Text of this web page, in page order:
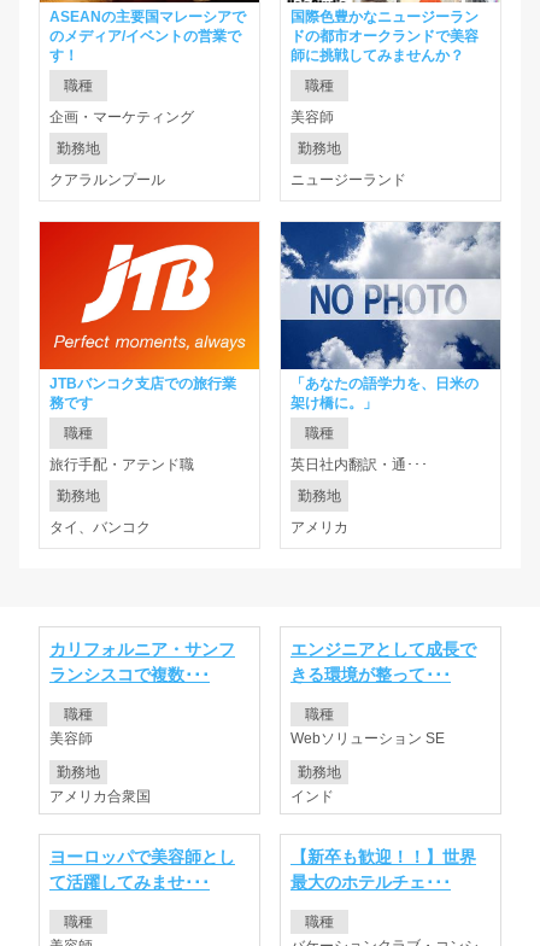
ASEANの主要国マレーシアで
のメディア/イベントの営業で
す！
職種
企画・マーケティング
勤務地
クアラルンプール
国際色豊かなニュージーラン
ドの都市オークランドで美容
師に挑戦してみませんか？
職種
美容師
勤務地
ニュージーランド
JTBバンコク支店での旅行業
務です
職種
旅行手配・アテンド職
勤務地
タイ、バンコク
「あなたの語学力を、日米の
架け橋に。」
職種
英日社内翻訳・通･･･
勤務地
アメリカ
カリフォルニア・サンフ
ランシスコで複数･･･
職種
美容師
勤務地
アメリカ合衆国
エンジニアとして成長で
きる環境が整って･･･
職種
Webソリューション SE
勤務地
インド
ヨーロッパで美容師とし
て活躍してみませ･･･
職種
【新卒も歓迎！！】世界
最大のホテルチェ･･･
職種